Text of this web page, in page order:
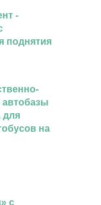
-
поднятия
автобазы
для
на
с